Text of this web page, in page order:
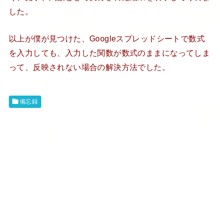
した。
以上が僕が見つけた、Googleスプレッドシートで数式
を入力しても、入力した関数が数式のままになってしま
って、反映されない場合の解決方法でした。
備忘録